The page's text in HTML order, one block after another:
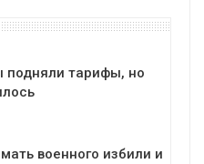
тарифы, но
военного избили и